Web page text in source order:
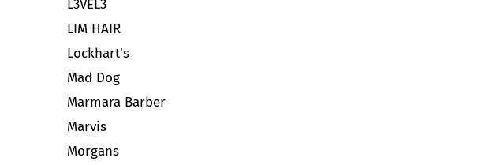
L3VEL3
LIM HAIR
Lockhart's
Mad Dog
Marmara Barber
Marvis
Morgans